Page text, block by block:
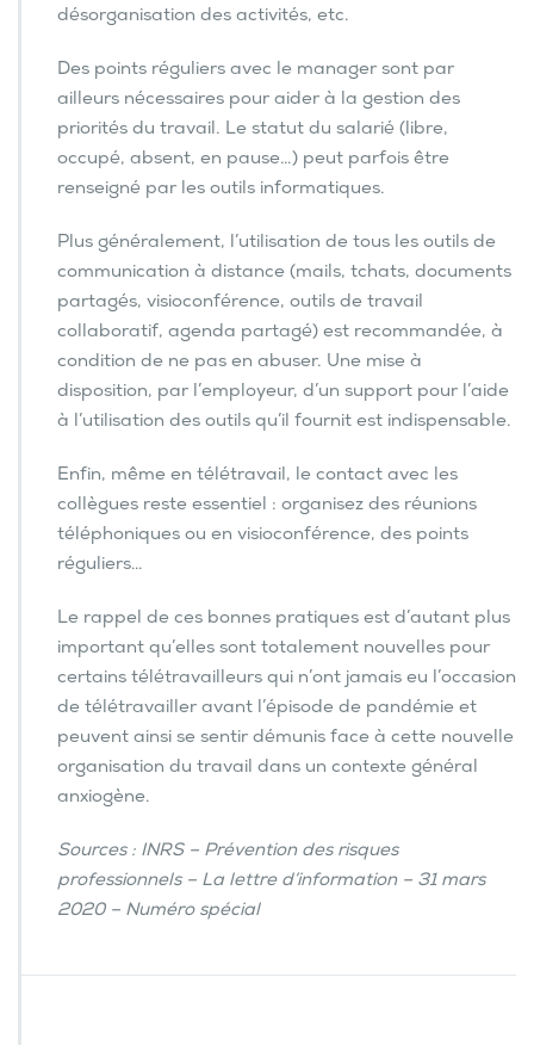
m
i
t
e
s
r
q
u
e
y
c
c
i
a
?
désorganisation des activités, etc.
Des points réguliers avec le manager sont par
ailleurs nécessaires pour aider à la gestion des
priorités du travail. Le statut du salarié (libre,
occupé, absent, en pause…) peut parfois être
renseigné par les outils informatiques.
Plus généralement, l’utilisation de tous les outils de
communication à distance (mails, tchats, documents
partagés, visioconférence, outils de travail
collaboratif, agenda partagé) est recommandée, à
condition de ne pas en abuser. Une mise à
disposition, par l’employeur, d’un support pour l’aide
à l’utilisation des outils qu’il fournit est indispensable.
Enfin, même en télétravail, le contact avec les
collègues reste essentiel : organisez des réunions
téléphoniques ou en visioconférence, des points
réguliers…
Le rappel de ces bonnes pratiques est d’autant plus
important qu’elles sont totalement nouvelles pour
certains télétravailleurs qui n’ont jamais eu l’occasion
de télétravailler avant l’épisode de pandémie et
peuvent ainsi se sentir démunis face à cette nouvelle
organisation du travail dans un contexte général
anxiogène.
Sources : INRS – Prévention des risques
professionnels – La lettre d’information – 31 mars
2020 – Numéro spécial